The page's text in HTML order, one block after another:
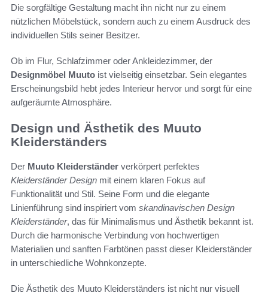
Die sorgfältige Gestaltung macht ihn nicht nur zu einem
nützlichen Möbelstück, sondern auch zu einem Ausdruck des
individuellen Stils seiner Besitzer.
Ob im Flur, Schlafzimmer oder Ankleidezimmer, der
Designmöbel Muuto ist vielseitig einsetzbar. Sein elegantes
Erscheinungsbild hebt jedes Interieur hervor und sorgt für eine
aufgeräumte Atmosphäre.
Design und Ästhetik des Muuto
Kleiderständers
Der Muuto Kleiderständer verkörpert perfektes
Kleiderständer Design mit einem klaren Fokus auf
Funktionalität und Stil. Seine Form und die elegante
Linienführung sind inspiriert vom skandinavischen Design
Kleiderständer, das für Minimalismus und Ästhetik bekannt ist.
Durch die harmonische Verbindung von hochwertigen
Materialien und sanften Farbtönen passt dieser Kleiderständer
in unterschiedliche Wohnkonzepte.
Die Ästhetik des Muuto Kleiderständers ist nicht nur visuell